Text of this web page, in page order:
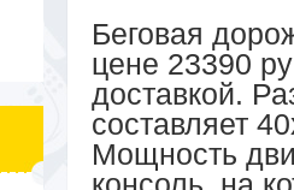
Беговая
цене 23390
доставкой.
составляет
Мощность